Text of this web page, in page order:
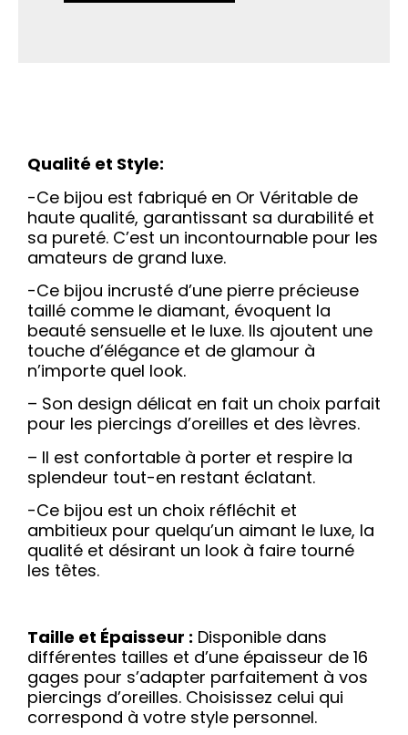
Qualité et Style:
-Ce bijou est fabriqué en Or Véritable de
haute qualité, garantissant sa durabilité et
sa pureté. C’est un incontournable pour les
amateurs de grand luxe.
-Ce bijou incrusté d’une pierre précieuse
taillé comme le diamant, évoquent la
beauté sensuelle et le luxe. Ils ajoutent une
touche d’élégance et de glamour à
n’importe quel look.
– Son design délicat en fait un choix parfait
pour les piercings d’oreilles et des lèvres.
– Il est confortable à porter et respire la
splendeur tout-en restant éclatant.
-Ce bijou est un choix réfléchit et
ambitieux pour quelqu’un aimant le luxe, la
qualité et désirant un look à faire tourné
les têtes.
Taille et Épaisseur : Disponible dans
différentes tailles et d’une épaisseur de 16
gages pour s’adapter parfaitement à vos
piercings d’oreilles. Choisissez celui qui
correspond à votre style personnel.